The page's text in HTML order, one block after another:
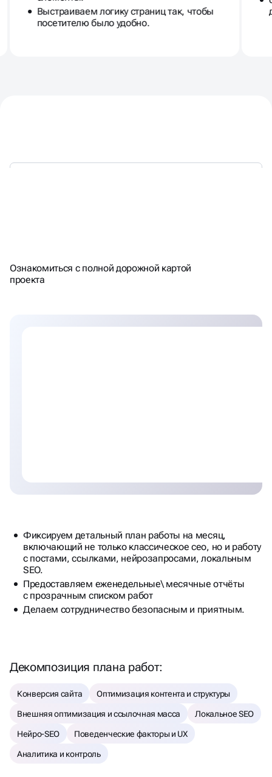
Выстраиваем логику страниц так, чтобы
посетителю было удобно.
СЧИТАЕМ ПЛАН\ФАКТ
МЕСЯЦ. РАБОТАЕМ С KPI
Ознакомиться с полной дорожной картой
проекта
Фиксируем детальный план работы на месяц,
включающий не только классическое сео, но и работу
с постами, ссылками, нейрозапросами, локальным
SEO.
Предоставляем еженедельные\ месячные отчёты
с прозрачным списком работ
Делаем сотрудничество безопасным и приятным.
Декомпозиция плана работ:
Конверсия сайта Оптимизация контента и структуры
Внешняя оптимизация и ссылочная масса Локальное SEO
Нейро-SEO Поведенческие факторы и UX
Аналитика и контроль